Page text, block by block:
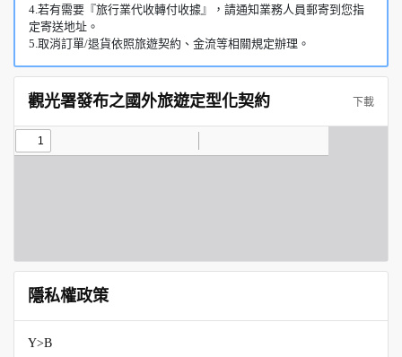
4.若有需要『旅行業代收轉付收據』，請通知業務人員郵寄到您指
定寄送地址。
5.取消訂單/退貨依照旅遊契約、金流等相關規定辦理。
觀光署發布之國外旅遊定型化契約 下載
隱私權政策
Y>B